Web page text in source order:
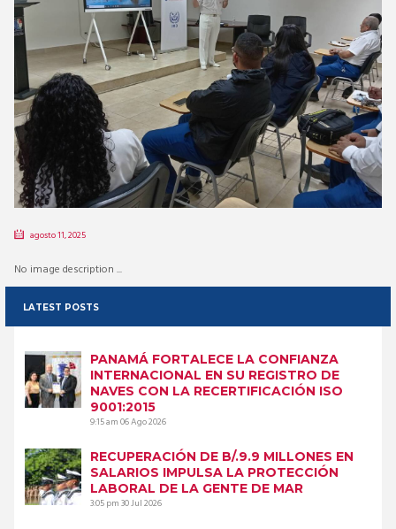
agosto 11, 2025
No image description ...
LATEST POSTS
PANAMÁ FORTALECE LA CONFIANZA
INTERNACIONAL EN SU REGISTRO DE
NAVES CON LA RECERTIFICACIÓN ISO
9001:2015
9:15 am06 Ago 2026
RECUPERACIÓN DE B/.9.9 MILLONES EN
SALARIOS IMPULSA LA PROTECCIÓN
LABORAL DE LA GENTE DE MAR
3:05 pm30 Jul 2026